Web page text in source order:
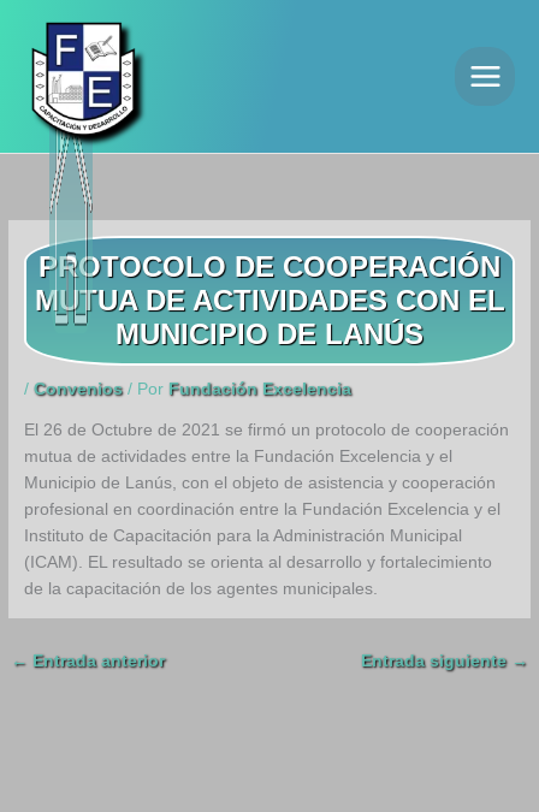
contenido
PROTOCOLO DE COOPERACIÓN
MUTUA DE ACTIVIDADES CON EL
MUNICIPIO DE LANÚS
/Convenios/ Por Fundación Excelencia
El 26 de Octubre de 2021 se firmó un protocolo de cooperación
mutua de actividades entre la Fundación Excelencia y el
Municipio de Lanús, con el objeto de asistencia y cooperación
profesional en coordinación entre la Fundación Excelencia y el
Instituto de Capacitación para la Administración Municipal
(ICAM). EL resultado se orienta al desarrollo y fortalecimiento
de la capacitación de los agentes municipales.
← Entrada anterior Entrada siguiente →